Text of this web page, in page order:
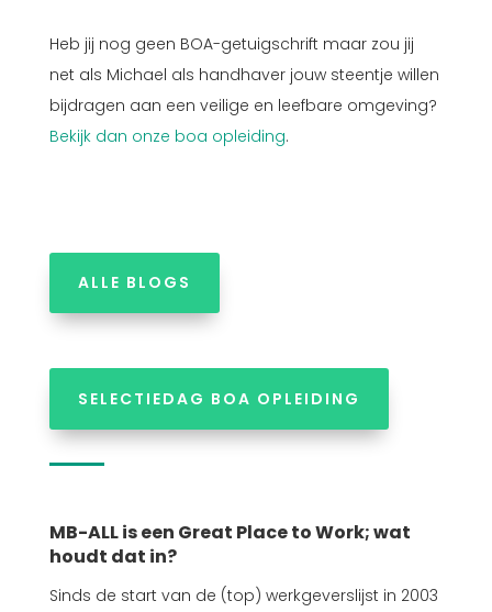
Heb jij nog geen BOA-getuigschrift maar zou jij
net als Michael als handhaver jouw steentje willen
bijdragen aan een veilige en leefbare omgeving?
Bekijk dan onze boa opleiding.
ALLE BLOGS
SELECTIEDAG BOA OPLEIDING
MB-ALL is een Great Place to Work; wat
houdt dat in?
Sinds de start van de (top) werkgeverslijst in 2003